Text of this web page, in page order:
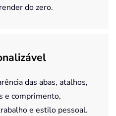
do zero.
das abas, atalhos,
e comprimento,
e estilo pessoal.